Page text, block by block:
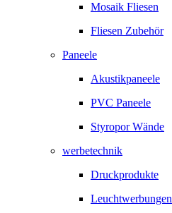
Mosaik Fliesen
Fliesen Zubehör
Paneele
Akustikpaneele
PVC Paneele
Styropor Wände
werbetechnik
Druckprodukte
Leuchtwerbungen